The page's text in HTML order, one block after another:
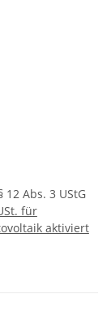
Abs. 3 UStG
für
aktiviert